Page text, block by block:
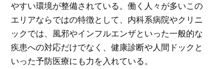
やすい環境が整備されている。働く人々が多いこの
エリアならではの特徴として、内科系病院やクリニ
ックでは、風邪やインフルエンザといった一般的な
疾患への対応だけでなく、健康診断や人間ドックと
いった予防医療にも力を入れている。